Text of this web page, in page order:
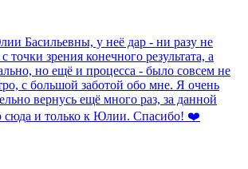
Басильевны, у неё дар - ни разу не
точки зрения конечного результата, а
но ещё и процесса - было совсем не
с большой заботой обо мне. Я очень
вернусь ещё много раз, за данной
сюда и только к Юлии. Спасибо! ❤️